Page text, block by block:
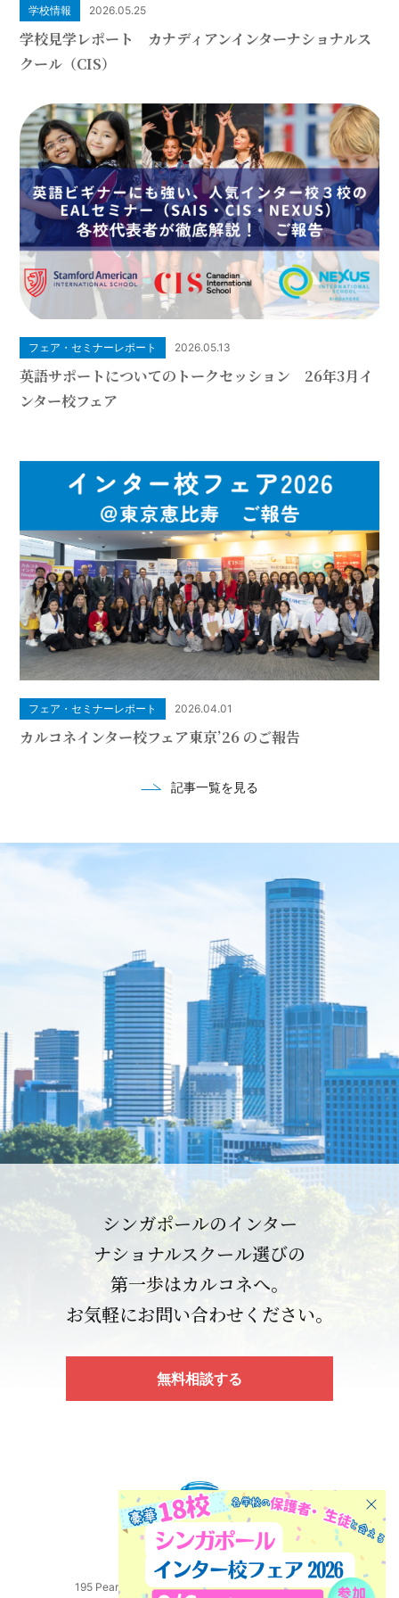
学校情報 2026.05.25
学校見学レポート カナディアンインターナショナルス
クール（CIS）
フェア・セミナーレポート 2026.05.13
英語サポートについてのトークセッション 26年3月イ
ンター校フェア
フェア・セミナーレポート 2026.04.01
カルコネインター校フェア東京’26 のご報告
記事一覧を見る
シンガポールのインター
ナショナルスクール選びの
第一歩はカルコネへ。
お気軽にお問い合わせください。
無料相談する
195 Pearl’s Hill Terrace, #03-75 Singapore 168976